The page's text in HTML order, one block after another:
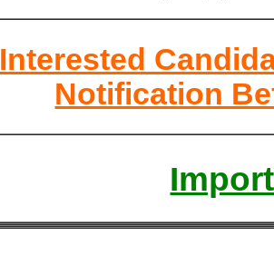
Interested
Notification